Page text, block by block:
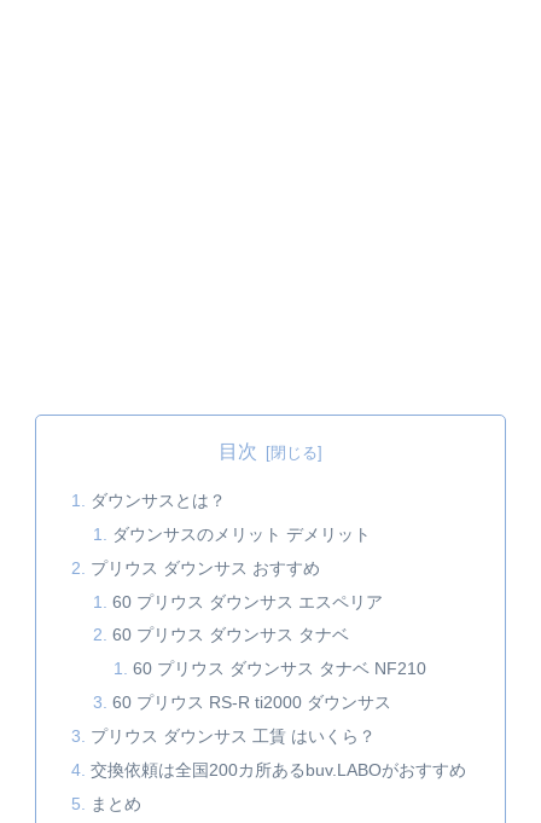
目次
ダウンサスとは？
ダウンサスのメリット デメリット
プリウス ダウンサス おすすめ
60 プリウス ダウンサス エスペリア
60 プリウス ダウンサス タナベ
60 プリウス ダウンサス タナベ NF210
60 プリウス RS-R ti2000 ダウンサス
プリウス ダウンサス 工賃 はいくら？
交換依頼は全国200カ所あるbuv.LABOがおすすめ
まとめ